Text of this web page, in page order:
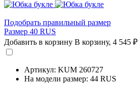
Подобрать правильный размер
Размер 40 RUS
Добавить в корзину В корзину, 4 545 ₽
Артикул: KUM 260727
На модели размер: 44 RUS